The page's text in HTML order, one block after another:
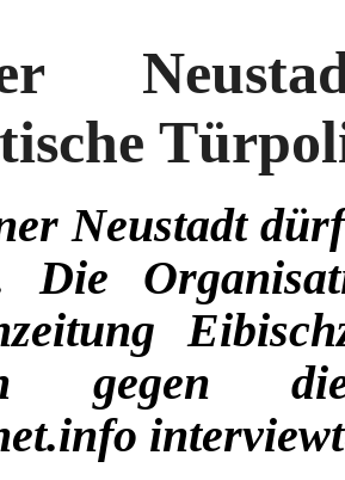
Neustadt
Die
gegen